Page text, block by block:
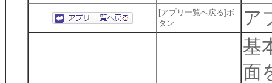
[アプリ一覧へ戻る]ボ
タン
ア
基
面